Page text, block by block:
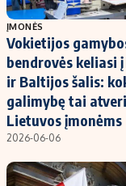
ĮMONĖS
Vokietijos
bendrovės keliasi
ir Baltijos šalis:
galimybę tai
Lietuvos įmonėms
2026-06-06